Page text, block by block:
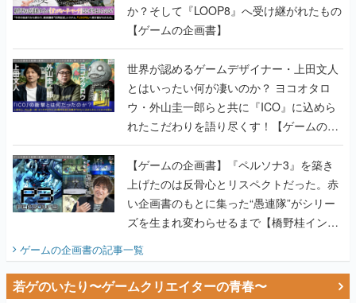
世界が認めるゲームデザイナー・上田文人
とはいったい何が凄いのか？ ヨコオタロ
ウ・外山圭一郎らと共に『ICO』に込めら
れたこだわりを語り尽くす！【ゲームの企
画書】
【ゲームの企画書】『ペルソナ3』を築き
上げたのは反骨心とリスペクトだった。赤
い企画書のもとに集った“愚連隊”がシリー
ズを生まれ変わらせるまで【橋野桂インタ
ビュー】
ゲームの企画書の記事一覧
若ゲのいたり〜ゲームクリエイターの青春〜
田中圭一のゲーム業界取材マンガ『若ゲの
いたり』第2巻が発売。『ポケモン』田尻
智さん、『ゼビウス』遠藤雅伸さんらの貴